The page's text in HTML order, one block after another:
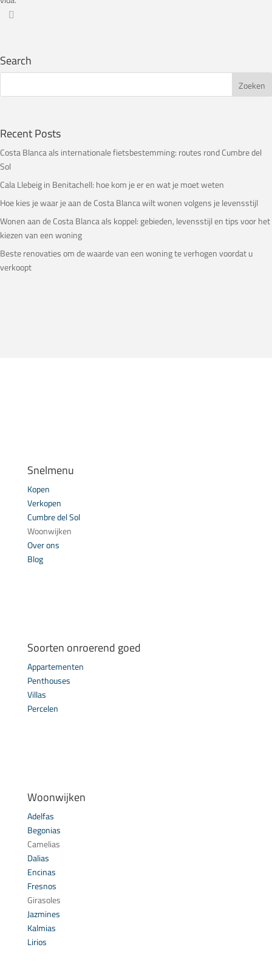
Search
Recent Posts
Costa Blanca als internationale fietsbestemming: routes rond Cumbre del
Sol
Cala Llebeig in Benitachell: hoe kom je er en wat je moet weten
Hoe kies je waar je aan de Costa Blanca wilt wonen volgens je levensstijl
Wonen aan de Costa Blanca als koppel: gebieden, levensstijl en tips voor het
kiezen van een woning
Beste renovaties om de waarde van een woning te verhogen voordat u
verkoopt
Snelmenu
Kopen
Verkopen
Cumbre del Sol
Woonwijken
Over ons
Blog
Soorten onroerend goed
Appartementen
Penthouses
Villas
Percelen
Woonwijken
Adelfas
Begonias
Camelias
Dalias
Encinas
Fresnos
Girasoles
Jazmines
Kalmias
Lirios